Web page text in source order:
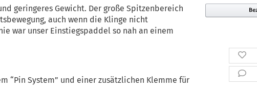
geringeres Gewicht. Der große Spitzenbereich
auch wenn die Klinge nicht
war unser Einstiegspaddel so nah an einem
“Pin System” und einer zusätzlichen Klemme für